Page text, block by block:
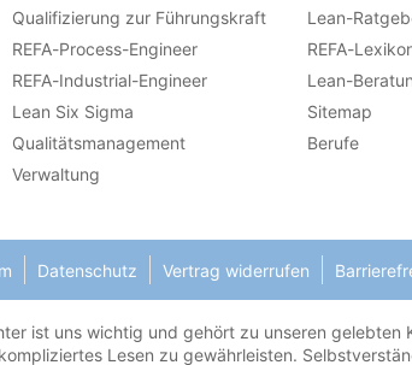
Qualifizierung zur Führungskraft
REFA-Process-Engineer
REFA-Industrial-Engineer
Lean Six Sigma
Qualitätsmanagement
Verwaltung
Lean-
REFA-
Lean-
Sitemap
Berufe
Datenschutz Vertrag widerrufen
ist uns wichtig und gehört zu unseren
Lesen zu gewährleisten.